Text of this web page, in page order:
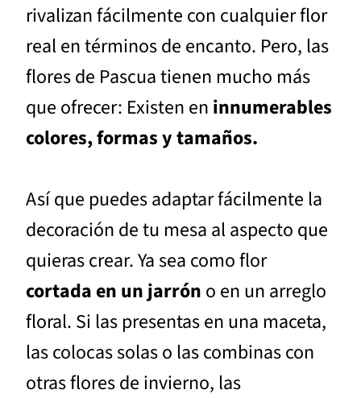
rivalizan fácilmente con cualquier flor
real en términos de encanto. Pero, las
flores de Pascua tienen mucho más
que ofrecer: Existen en innumerables
colores, formas y tamaños.
Así que puedes adaptar fácilmente la
decoración de tu mesa al aspecto que
quieras crear. Ya sea como flor
cortada en un jarrón o en un arreglo
floral. Si las presentas en una maceta,
las colocas solas o las combinas con
otras flores de invierno, las